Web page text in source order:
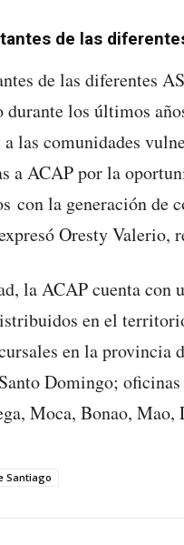
de las
de las diferentes
durante los últimos
las comunidades
a ACAP por la
con la generación de
Oresty Valerio,
la ACAP cuenta con
en el
en la provincia
Domingo;
Moca, Bonao,
Santiago